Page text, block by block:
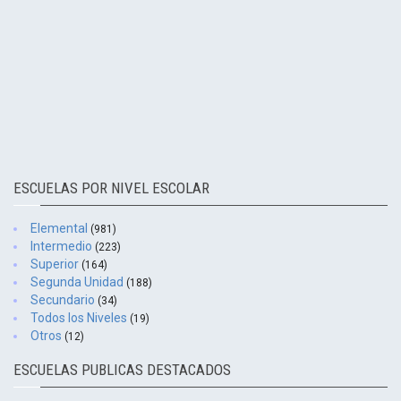
ESCUELAS POR NIVEL ESCOLAR
Elemental (981)
Intermedio (223)
Superior (164)
Segunda Unidad (188)
Secundario (34)
Todos los Niveles (19)
Otros (12)
ESCUELAS PUBLICAS DESTACADOS